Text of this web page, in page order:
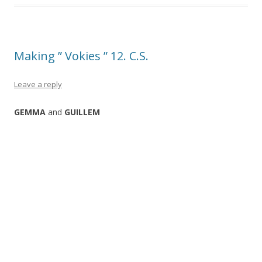
k ix
Making ” Vokies ” 12. C.S.
Leave a reply
GEMMA and GUILLEM